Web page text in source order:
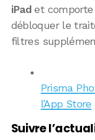
iPad et
débloquer le
filtres
Prisma
l’App Store
Suivre